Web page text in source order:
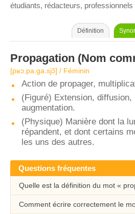
étudiants, rédacteurs,
Définition
Propagation (Nom
[pʁɔ.pa.ɡa.sjɔ̃] / Féminin
Action de propager,
(Figuré) Extension, diffusion,
augmentation.
(Physique) Manière dont la
répandent, et dont certains
les uns des autres.
Questions fréquentes
Quelle est la définition du mot «
Comment écrire correctement le